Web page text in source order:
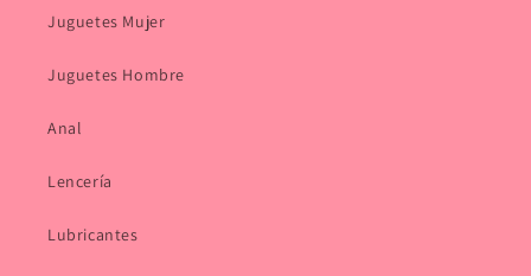
Juguetes Mujer
Juguetes Hombre
Anal
Lencería
Lubricantes